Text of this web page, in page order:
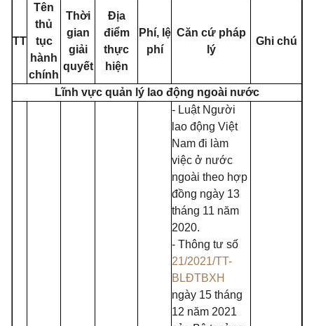
TT
Tên
thủ
tục
hành
chính
Thời
gian
giải
quyết
Địa
điểm
thực
hiện
Phí, lệ
phí
Căn cứ pháp
lý
Ghi chú
Lĩnh vực quản lý lao động ngoài nước
- Luật Người
lao động Việt
Nam đi làm
việc ở nước
ngoài theo hợp
đồng ngày 13
tháng 11 năm
2020.
- Thông tư số
21/2021/TT-
BLĐTBXH
ngày 15 tháng
12 năm 2021